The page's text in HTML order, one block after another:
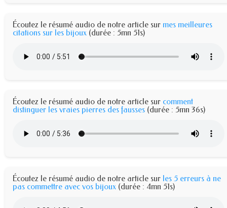
Écoutez le résumé audio de notre article sur mes meilleures
citations sur les bijoux (durée : 5mn 51s)
Écoutez le résumé audio de notre article sur comment
distinguer les vraies pierres des fausses (durée : 5mn 36s)
Écoutez le résumé audio de notre article sur les 5 erreurs à ne
pas commettre avec vos bijoux (durée : 4mn 51s)